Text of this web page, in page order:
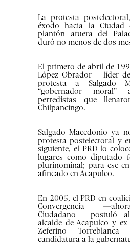
La protesta
éxodo hacia la
plantón afuera del
duró no menos de dos
El primero de abril de
López Obrador —líder
protesta a Salgado
“gobernador
perredistas que
Chilpancingo.
Salgado Macedonio ya
protesta postelectoral y
siguiente, el PRD lo
lugares como diputado
plurinominal; para ese
afincado en Acapulco.
En 2005, el PRD en
Convergencia
Ciudadano— postuló
alcalde de Acapulco y
Zeferino
candidatura a la